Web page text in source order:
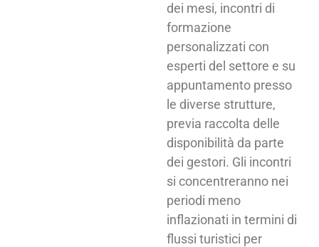
dei mesi, incontri di
formazione
personalizzati con
esperti del settore e su
appuntamento presso
le diverse strutture,
previa raccolta delle
disponibilità da parte
dei gestori. Gli incontri
si concentreranno nei
periodi meno
inflazionati in termini di
flussi turistici per